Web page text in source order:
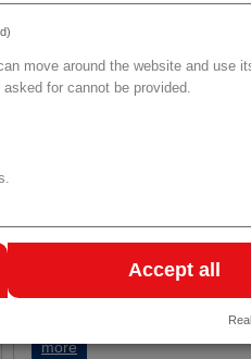
move around the website and use
for cannot be provided.
Accept all
im Tullnerfeld
Excellence-Förderung für Deep-
about enGenes
out Alliance soll mehr
WKÖ: Zehn österreichische
ups als „Born Global
2026“ ausgezeichnet
moreabout WKÖ: Zehn